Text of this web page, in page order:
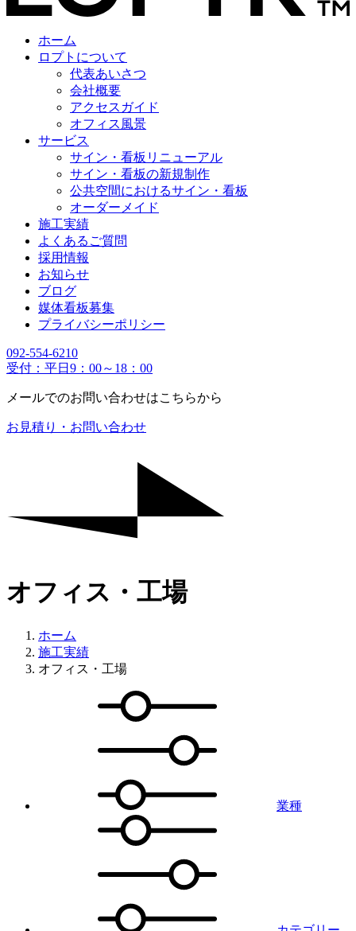
ホーム
ロプトについて
代表あいさつ
会社概要
アクセスガイド
オフィス風景
サービス
サイン・看板リニューアル
サイン・看板の新規制作
公共空間におけるサイン・看板
オーダーメイド
施工実績
よくあるご質問
採用情報
お知らせ
ブログ
媒体看板募集
プライバシーポリシー
092-554-6210
受付：平日9：00～18：00
メールでのお問い合わせはこちらから
お見積り・お問い合わせ
オフィス・工場
ホーム
施工実績
オフィス・工場
業種